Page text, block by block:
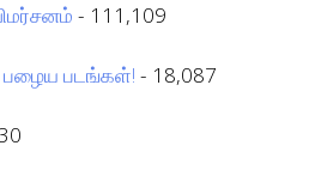
- 111,109
பழைய படங்கள்! - 18,087